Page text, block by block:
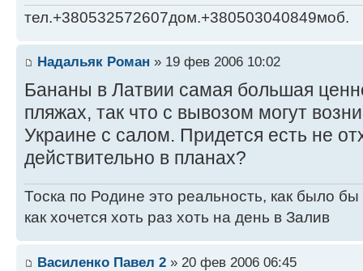
тел.+380532572607дом.+380503040849моб.
Надальяк Роман » 19 фев 2006 10:02
Бананы в Латвии самая большая
пляжах, так что с вывозом могут
Украине с салом. Придется есть не
действительно в планах?
Тоска по Родине это реальность, как было
как хочется хоть раз хоть на день в Залив
Василенко Павел 2 » 20 фев 2006 06:45